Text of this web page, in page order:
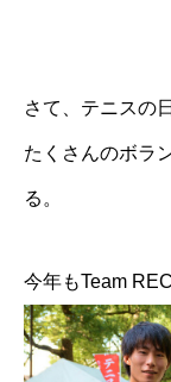
さて、テニスの
たくさんのボラ
る。
今年もTeam